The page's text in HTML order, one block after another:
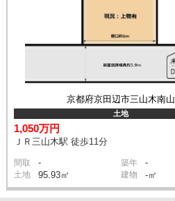
京都府京田辺市三山木南山
土地
1,050万円
ＪＲ三山木駅 徒歩11分
間取 - 築年 -
土地 95.93㎡ 建物 -㎡